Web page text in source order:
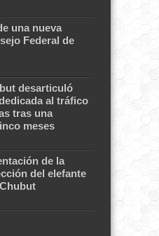
una nueva
Federal de
desarticuló
al tráfico
tras una
meses
de la
del elefante